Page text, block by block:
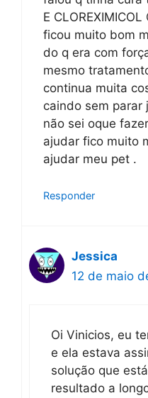
E
ficou muito bom
do q era com
mesmo
continua muita
caindo sem parar
não sei oque
ajudar fico muito
ajudar meu pet .
Responder
Jessica
12 de maio
Oi Vinicios, eu
e ela estava
solução que
resultado a